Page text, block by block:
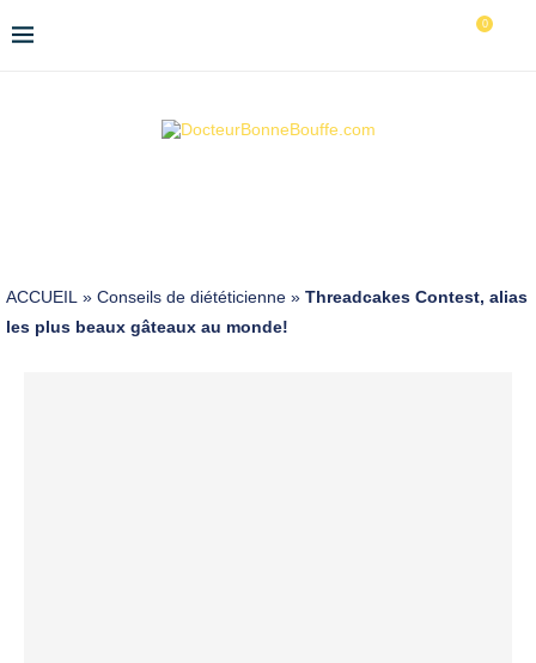
0
ACCUEIL » Conseils de diététicienne » Threadcakes Contest, alias
les plus beaux gâteaux au monde!